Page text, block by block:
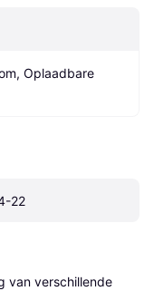
Oplaadbare
22
van verschillende